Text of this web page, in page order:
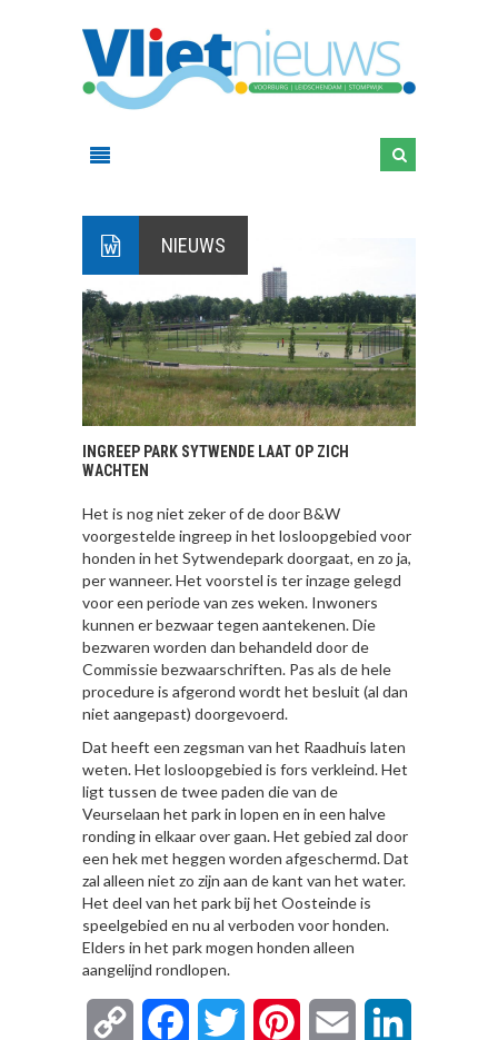
NIEUWS
INGREEP PARK SYTWENDE LAAT OP ZICH
WACHTEN
Het is nog niet zeker of de door B&W
voorgestelde ingreep in het losloopgebied voor
honden in het Sytwendepark doorgaat, en zo ja,
per wanneer. Het voorstel is ter inzage gelegd
voor een periode van zes weken. Inwoners
kunnen er bezwaar tegen aantekenen. Die
bezwaren worden dan behandeld door de
Commissie bezwaarschriften. Pas als de hele
procedure is afgerond wordt het besluit (al dan
niet aangepast) doorgevoerd.
Dat heeft een zegsman van het Raadhuis laten
weten. Het losloopgebied is fors verkleind. Het
ligt tussen de twee paden die van de
Veurselaan het park in lopen en in een halve
ronding in elkaar over gaan. Het gebied zal door
een hek met heggen worden afgeschermd. Dat
zal alleen niet zo zijn aan de kant van het water.
Het deel van het park bij het Oosteinde is
speelgebied en nu al verboden voor honden.
Elders in het park mogen honden alleen
aangelijnd rondlopen.
Copy FacebookTwitter Pinterest Email